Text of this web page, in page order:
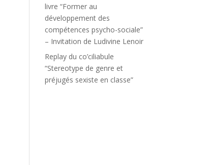
livre “Former au
développement des
compétences psycho-sociale”
– Invitation de Ludivine Lenoir
Replay du co’ciliabule
“Stereotype de genre et
préjugés sexiste en classe”